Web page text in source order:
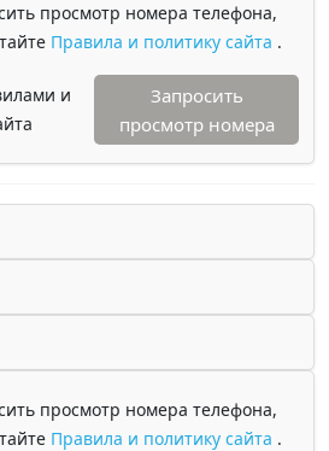
просмотр номера телефона,
Правила и политику сайта .
и
Запросить
просмотр номера
просмотр номера телефона,
Правила и политику сайта .